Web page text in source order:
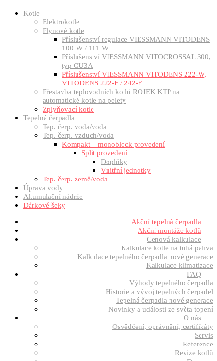
Kotle
Elektrokotle
Plynové kotle
Příslušenství regulace VIESSMANN VITODENS
100-W / 111-W
Příslušenství VIESSMANN VITOCROSSAL 300,
typ CU3A
Příslušenství VIESSMANN VITODENS 222-W,
VITODENS 222-F / 242-F
Přestavba teplovodních kotlů ROJEK KTP na
automatické kotle na pelety
Zplyňovací kotle
Tepelná čerpadla
Tep. čerp. voda/voda
Tep. čerp. vzduch/voda
Kompakt – monoblock provedení
Split provedení
Doplňky
Vnitřní jednotky
Tep. čerp. země/voda
Úprava vody
Akumulační nádrže
Dárkové šeky
Akční tepelná čerpadla
Akční montáže kotlů
Cenová kalkulace
Kalkulace kotle na tuhá paliva
Kalkulace tepelného čerpadla nové generace
Kalkulace klimatizace
FAQ
Výhody tepelného čerpadla
Historie a vývoj tepelných čerpadel
Tepelná čerpadla nové generace
Novinky a události ze světa topení
O nás
Osvědčení, oprávnění, certifikáty
Servis
Reference
Revize kotlů